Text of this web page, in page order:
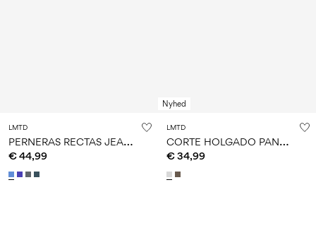
LMTD
P
ERNERAS RECTAS JEANS
€ 44,99
Nyhed
LMTD
C
ORTE HOLGADO PANTALONES DE CHÁNDAL
€ 34,99